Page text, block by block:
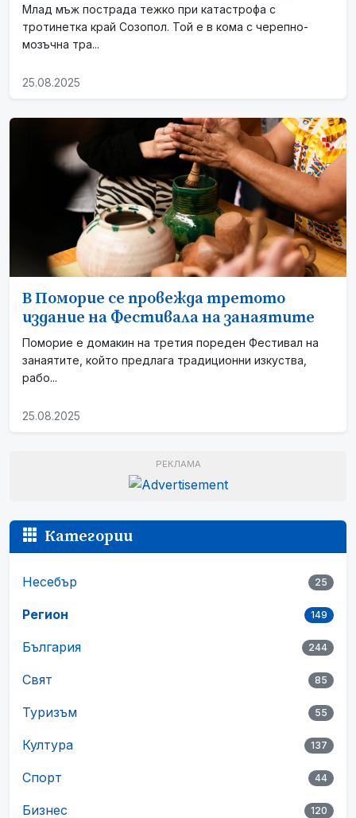
Млад мъж пострада тежко при катастрофа с
тротинетка край Созопол. Той е в кома с черепно-
мозъчна тра...
25.08.2025
В Поморие се провежда третото
издание на Фестивала на занаятите
Поморие е домакин на третия пореден Фестивал на
занаятите, който предлага традиционни изкуства,
рабо...
25.08.2025
РЕКЛАМА
Категории
Несебър 25
Регион 149
България 244
Свят 85
Туризъм 55
Култура 137
Спорт 44
Бизнес 120